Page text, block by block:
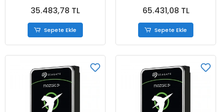
35.483,78 TL
Sepete Ekle
65.431,08 TL
Sepete Ekle